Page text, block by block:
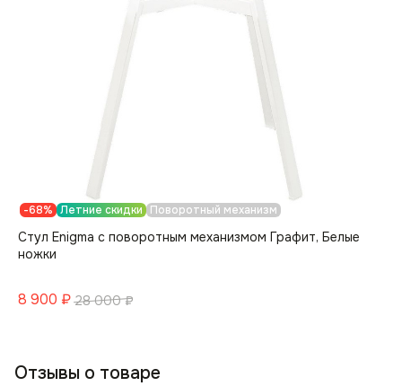
-68% Летние скидки Поворотный механизм
Стул Enigma с поворотным механизмом Графит, Белые
ножки
8 900 ₽ 28 000 ₽
Отзывы о товаре